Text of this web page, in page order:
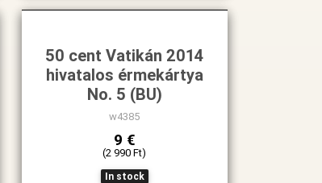
50 cent Vatikán 2014
hivatalos érmekártya
No. 5 (BU)
w4385
9 €
(2 990 Ft)
In stock